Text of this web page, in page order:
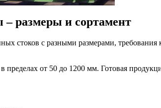
размеры и сортамент
стоков с разными размерами,
пределах от 50 до 1200 мм. Готовая